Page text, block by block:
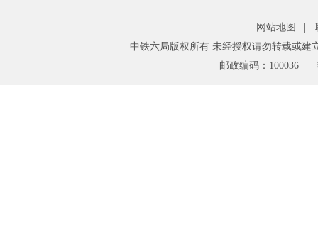
网站地图
中铁六局版权所有 未经授权请勿转载或建
邮政编码：100036